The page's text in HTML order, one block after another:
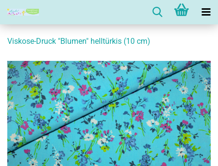
Viskose-Druck "Blumen" helltürkis (10 cm)